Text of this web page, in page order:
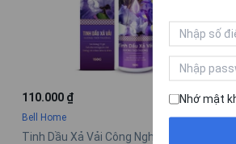
Nhớ mật
110.000 ₫
Bell Home
Tinh Dầu Xả Vải Công Nghệ Sinh